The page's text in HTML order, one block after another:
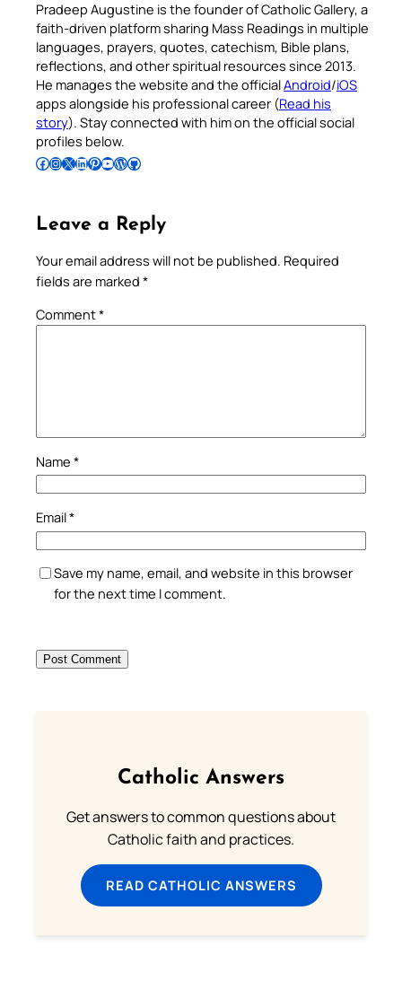
Pradeep Augustine is the founder of Catholic Gallery, a
faith-driven platform sharing Mass Readings in multiple
languages, prayers, quotes, catechism, Bible plans,
reflections, and other spiritual resources since 2013.
He manages the website and the officialAndroid/iOS
apps alongside his professional career (Read his
story). Stay connected with him on the official social
profiles below.
Follow Pradeep on Facebook Follow Pradeep on InstagramFollow Pradeep on X Follow Pradeep on LinkedIn Follow Pradeep on Pinterest Subscribe to Pradeep’s Youtube Channel Follow Pradeep on WordPress Follow Pradeep on GitHub
Leave a Reply
Your email address will not be published. Required
fields are marked *
Comment*
Name *
Email*
Save my name, email, and website in this browser
for the next time I comment.
Catholic Answers
Get answers to common questions about
Catholic faith and practices.
READ CATHOLIC ANSWERS